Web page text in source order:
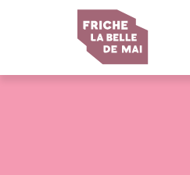
Panneau de gestion des cookies